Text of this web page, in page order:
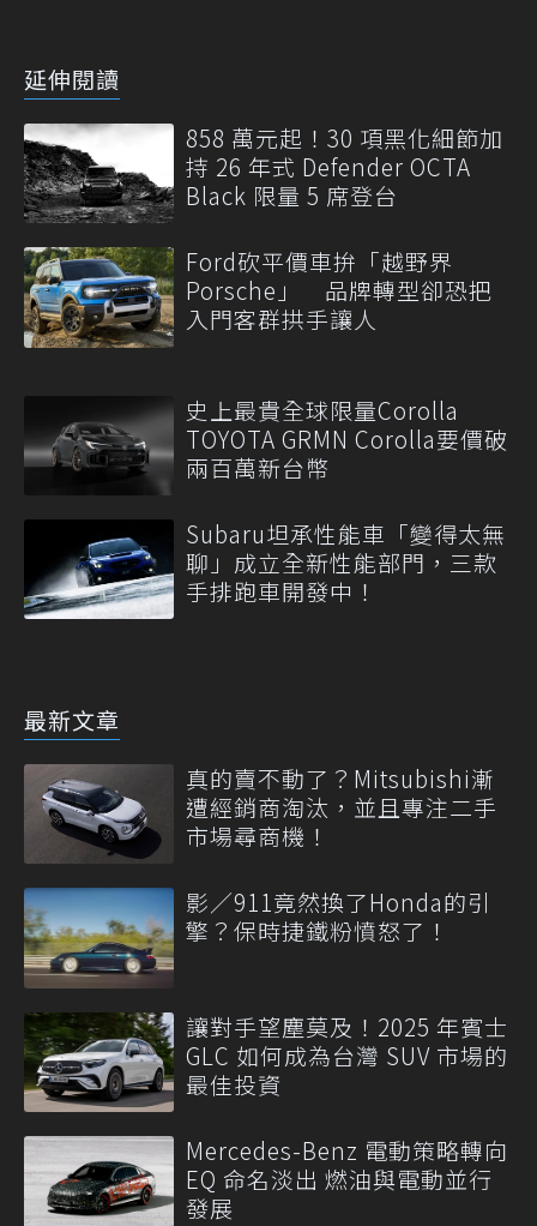
延伸閱讀
858 萬元起！30 項黑化細節加
持 26 年式 Defender OCTA
Black 限量 5 席登台
Ford砍平價車拚「越野界
Porsche」 品牌轉型卻恐把
入門客群拱手讓人
史上最貴全球限量Corolla
TOYOTA GRMN Corolla要價破
兩百萬新台幣
Subaru坦承性能車「變得太無
聊」成立全新性能部門，三款
手排跑車開發中！
最新文章
真的賣不動了？Mitsubishi漸
遭經銷商淘汰，並且專注二手
市場尋商機！
影／911竟然換了Honda的引
擎？保時捷鐵粉憤怒了！
讓對手望塵莫及！2025 年賓士
GLC 如何成為台灣 SUV 市場的
最佳投資
Mercedes-Benz 電動策略轉向
EQ 命名淡出 燃油與電動並行
發展